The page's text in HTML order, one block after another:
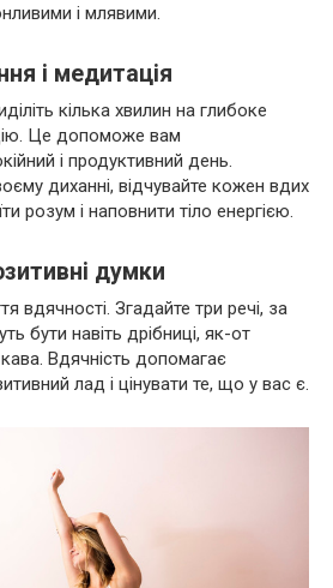
і млявими.
і медитація
кілька хвилин на глибоке
Це допоможе вам
і продуктивний день.
диханні, відчувайте кожен вдих
розум і наповнити тіло енергією.
думки
вдячності. Згадайте три речі, за
бути навіть дрібниці, як-от
Вдячність допомагає
лад і цінувати те, що у вас є.